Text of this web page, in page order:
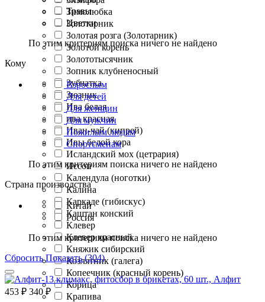
Зимолюбка
Золотарник
Золотая розга (Золотарник)
Золотой корень
Золототысячник
Зопник клубненосный
Зубчатка
Зюзник
Ива белая
ива красная
Иван-чай (кипрей)
Ивы белой кора
Исландский мох (цетрария)
Иссоп
Календула (ноготки)
Калина
Каркаде (гибискус)
Каштан конский
Клевер
Клевер красный
Княжик сибирский
Козлятник (галега)
Копеечник (красный корень)
Корица
Крапива
Травы
Цветки
По этим критериям поиска ничего не найдено
Кому
Взрослым
Для детей
Для женщин
Для мужчин
Пожилым людям
Спортсменам
По этим критериям поиска ничего не найдено
Страна производства
Китай
Россия
По этим критериям поиска ничего не найдено
Сбросить Показать (304)
453 ₽ 340 ₽